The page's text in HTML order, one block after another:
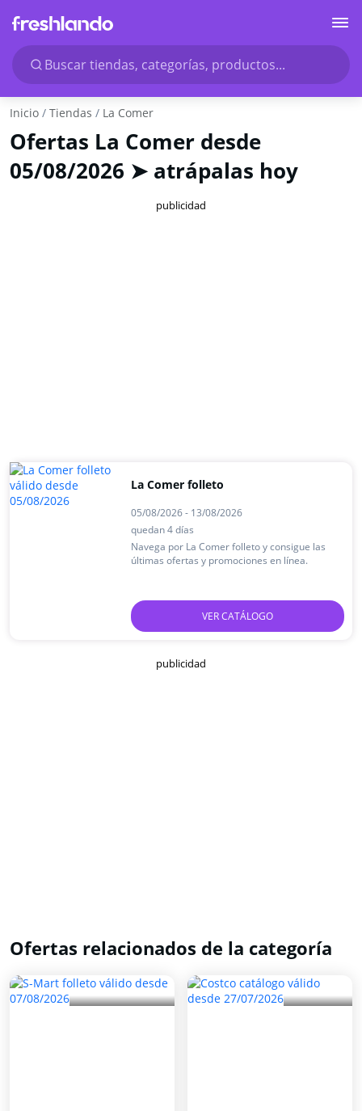
Buscar tiendas, categorías, productos...
Inicio Tiendas La Comer
Ofertas La Comer desde
05/08/2026 ➤ atrápalas hoy
publicidad
La Comer folleto
05/08/2026 - 13/08/2026
quedan 4 días
Navega por La Comer folleto y consigue las
últimas ofertas y promociones en línea.
VER CATÁLOGO
publicidad
Ofertas relacionados de la categoría